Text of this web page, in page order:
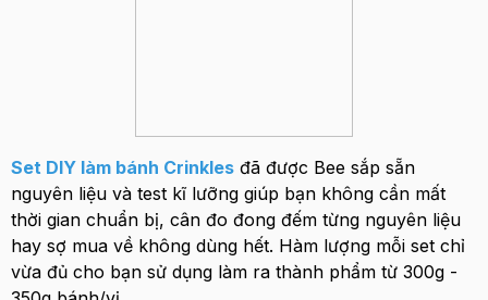
Set DIY làm bánh Crinkles đã được Bee sắp sẵn
nguyên liệu và test kĩ lưỡng giúp bạn không cần mất
thời gian chuẩn bị, cân đo đong đếm từng nguyên liệu
hay sợ mua về không dùng hết. Hàm lượng mỗi set chỉ
vừa đủ cho bạn sử dụng làm ra thành phẩm từ 300g -